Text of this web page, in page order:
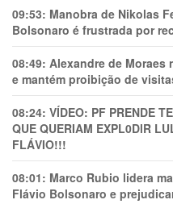
09:53: Manobra de Nikolas
Bolsonaro é frustrada por
08:49: Alexandre de Moraes
e mantém proibição de
08:24: VÍDEO: PF PRENDE
QUE QUERIAM EXPL0DlR
FLÁVIO!!!
08:01: Marco Rubio lidera
Flávio Bolsonaro e